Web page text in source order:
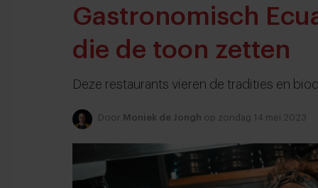
Gastronomisch
die de toon zetten
Deze restaurants vieren de tradities en
Door Moniek de Jongh op zondag 14 mei 2023